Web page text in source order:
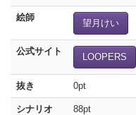
絵師
望月けい
公式サイト
LOOPERS
抜き 0pt
シナリオ 88pt